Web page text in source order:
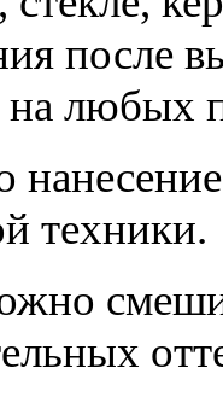
после
любых
техники.